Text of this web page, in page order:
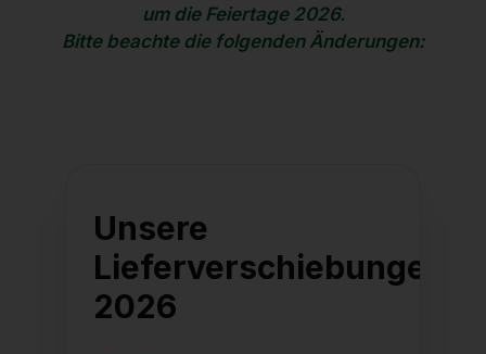
um die Feiertage 2026.
Bitte beachte die folgenden Änderungen:
Unsere
Lieferverschiebungen
2026